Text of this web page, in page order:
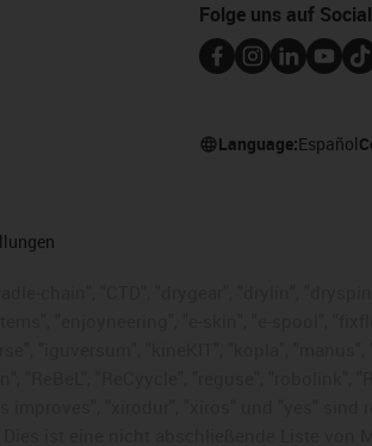
Folge uns auf
Language:Español